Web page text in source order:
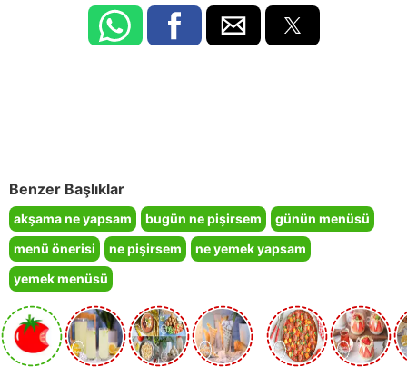
Benzer Başlıklar
akşama ne yapsam bugün ne pişirsem
günün menüsü
menü önerisi
ne pişirsem
ne yemek yapsam
yemek menüsü